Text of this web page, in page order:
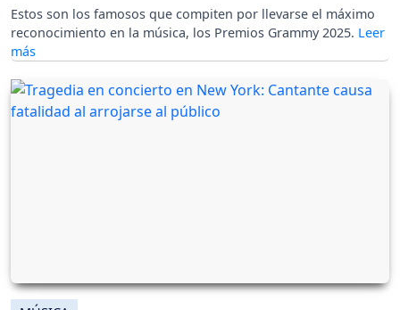
Estos son los famosos que compiten por llevarse el máximo
reconocimiento en la música, los Premios Grammy 2025.